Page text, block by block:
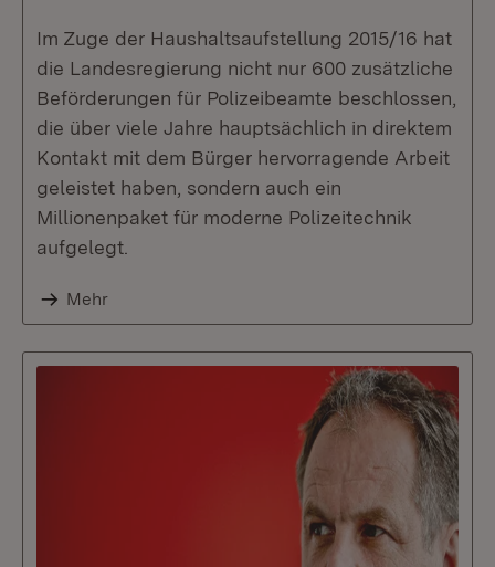
Im Zuge der Haushaltsaufstellung 2015/16 hat
die Landesregierung nicht nur 600 zusätzliche
Beförderungen für Polizeibeamte beschlossen,
die über viele Jahre hauptsächlich in direktem
Kontakt mit dem Bürger hervorragende Arbeit
geleistet haben, sondern auch ein
Millionenpaket für moderne Polizeitechnik
aufgelegt.
Mehr